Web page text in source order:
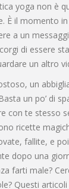
yoga non è
È il momento
a un
di essere
un altro
un
un po’ di
con te stesso
ricette
fallite, e
dopo una
farti male?
Questi